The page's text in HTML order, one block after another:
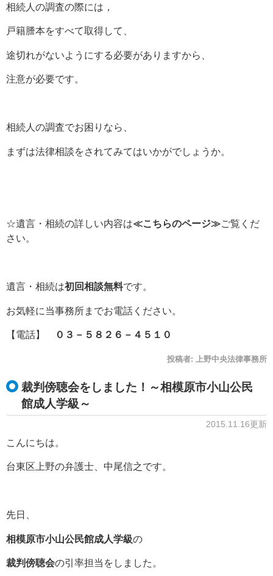
相続人の調査の際には，
戸籍謄本をすべて取得して、
途切れがないようにする必要がありますから、
注意が必要です。
相続人の調査でお困りなら、
まずは法律相談をされてみてはいかがでしょうか。
☆遺言・相続の詳しい内容は≪こちらのページ≫ご覧くだ
さい。
遺言・相続は初回相談無料です。
お気軽に当事務所までお電話ください。
【電話】 ０３－５８２６－４５１０
投稿者: 上野中央法律事務所
裁判傍聴会をしました！～相模原市小山公民
館成人学級～
2015.11.16更新
こんにちは。
台東区上野の弁護士、中尾信之です。
先日、
相模原市小山公民館成人学級の
裁判傍聴会の引率担当をしました。